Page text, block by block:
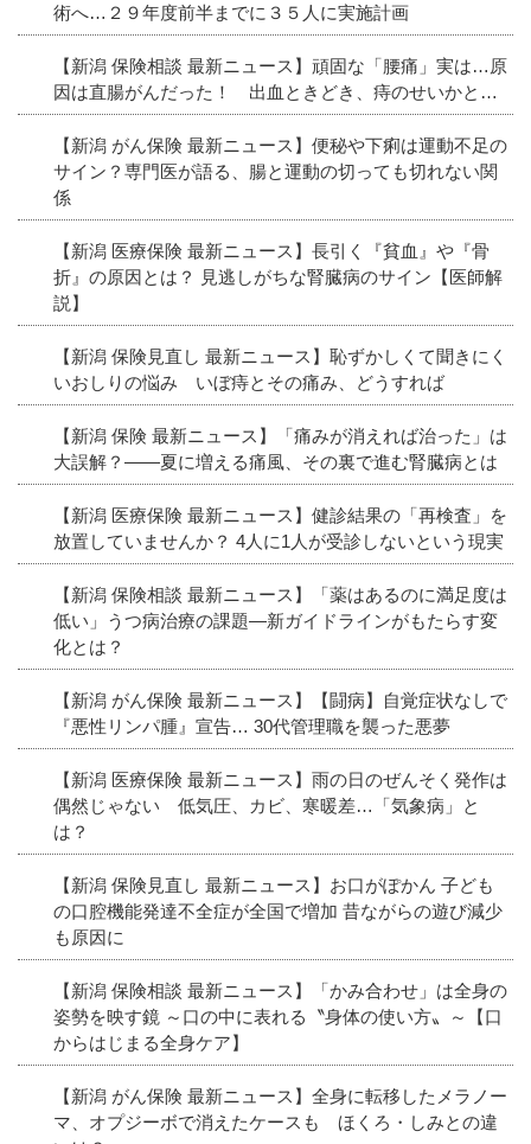
術へ…２９年度前半までに３５人に実施計画
【新潟 保険相談 最新ニュース】頑固な「腰痛」実は…原
因は直腸がんだった！ 出血ときどき、痔のせいかと…
【新潟 がん保険 最新ニュース】便秘や下痢は運動不足の
サイン？専門医が語る、腸と運動の切っても切れない関
係
【新潟 医療保険 最新ニュース】長引く『貧血』や『骨
折』の原因とは？ 見逃しがちな腎臓病のサイン【医師解
説】
【新潟 保険見直し 最新ニュース】恥ずかしくて聞きにく
いおしりの悩み いぼ痔とその痛み、どうすれば
【新潟 保険 最新ニュース】「痛みが消えれば治った」は
大誤解？――夏に増える痛風、その裏で進む腎臓病とは
【新潟 医療保険 最新ニュース】健診結果の「再検査」を
放置していませんか？ 4人に1人が受診しないという現実
【新潟 保険相談 最新ニュース】「薬はあるのに満足度は
低い」うつ病治療の課題―新ガイドラインがもたらす変
化とは？
【新潟 がん保険 最新ニュース】【闘病】自覚症状なしで
『悪性リンパ腫』宣告… 30代管理職を襲った悪夢
【新潟 医療保険 最新ニュース】雨の日のぜんそく発作は
偶然じゃない 低気圧、カビ、寒暖差…「気象病」と
は？
【新潟 保険見直し 最新ニュース】お口がぽかん 子ども
の口腔機能発達不全症が全国で増加 昔ながらの遊び減少
も原因に
【新潟 保険相談 最新ニュース】「かみ合わせ」は全身の
姿勢を映す鏡 ～口の中に表れる〝身体の使い方〟～【口
からはじまる全身ケア】
【新潟 がん保険 最新ニュース】全身に転移したメラノー
マ、オプジーボで消えたケースも ほくろ・しみとの違